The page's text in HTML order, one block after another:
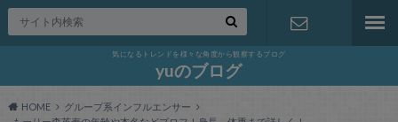
気になるトレンドを様々な角度から観察するブログ
yuのブログ
HOME
グループ系インフルエンサー